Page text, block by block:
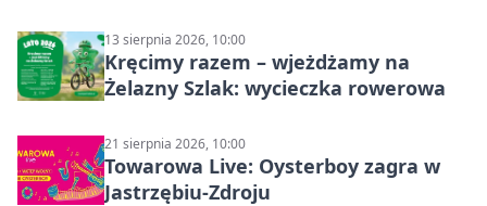
13 sierpnia 2026, 10:00
Kręcimy razem – wjeżdżamy na
Żelazny Szlak: wycieczka rowerowa
21 sierpnia 2026, 10:00
Towarowa Live: Oysterboy zagra w
Jastrzębiu-Zdroju